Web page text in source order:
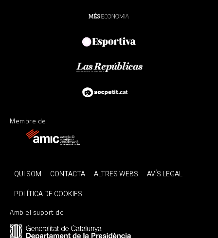
Membre de:
QUI SOM CONTACTA ALTRES WEBS
AVÍS LEGAL
POLÍTICA DE COOKIES
Amb el suport de